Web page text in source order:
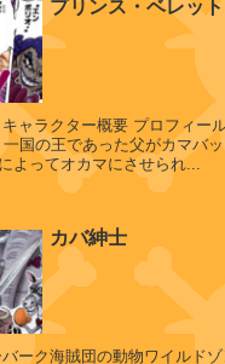
プリンス・ベレット
よってオカマにさせられ...
カバ紳士